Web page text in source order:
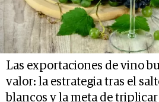
Las exportaciones de vino
valor: la estrategia tras el
blancos y la meta de